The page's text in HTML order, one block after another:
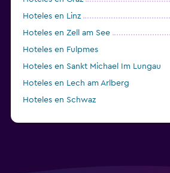
Hoteles en Linz
Hoteles en Zell am See
Hoteles en Fulpmes
Hoteles en Sankt Michael Im Lungau
Hoteles en Lech am Arlberg
Hoteles en Schwaz